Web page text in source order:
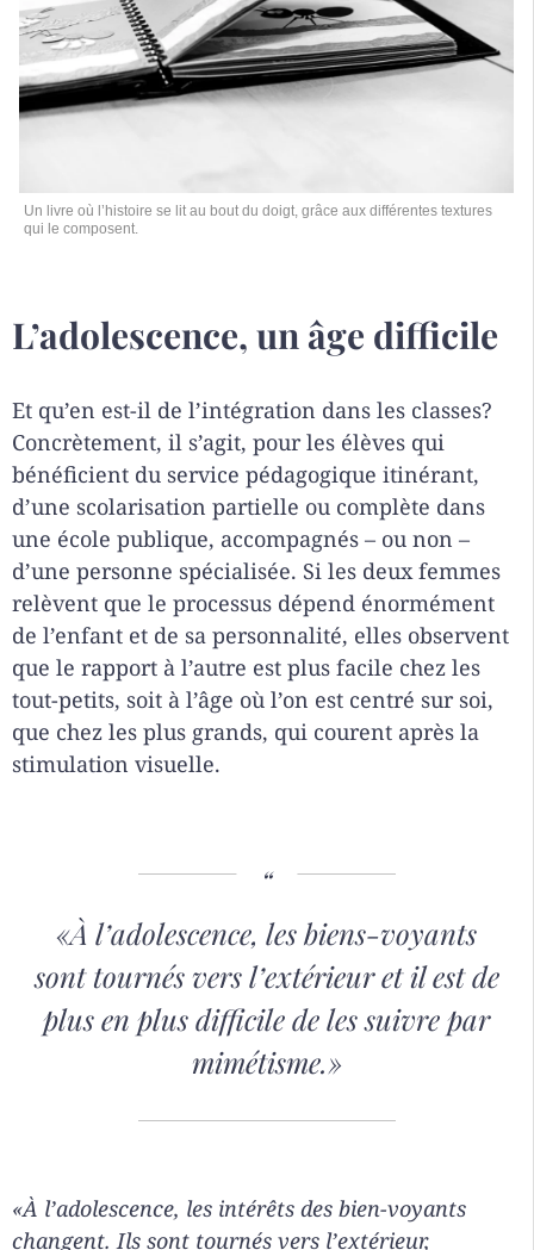
Un livre où l’histoire se lit au bout du doigt, grâce aux différentes textures
qui le composent.
L’adolescence, un âge difficile
Et qu’en est-il de l’intégration dans les classes?
Concrètement, il s’agit, pour les élèves qui
bénéficient du service pédagogique itinérant,
d’une scolarisation partielle ou complète dans
une école publique, accompagnés – ou non –
d’une personne spécialisée. Si les deux femmes
relèvent que le processus dépend énormément
de l’enfant et de sa personnalité, elles observent
que le rapport à l’autre est plus facile chez les
tout-petits, soit à l’âge où l’on est centré sur soi,
que chez les plus grands, qui courent après la
stimulation visuelle.
«À l’adolescence, les biens-voyants
sont tournés vers l’extérieur et il est de
plus en plus difficile de les suivre par
mimétisme.»
«À l’adolescence, les intérêts des bien-voyants
changent. Ils sont tournés vers l’extérieur,